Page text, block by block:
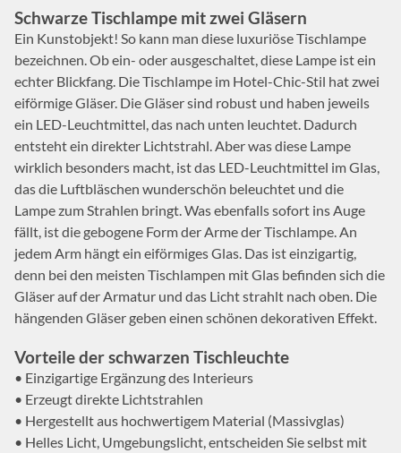
Schwarze Tischlampe mit zwei Gläsern
Ein Kunstobjekt! So kann man diese luxuriöse Tischlampe
bezeichnen. Ob ein- oder ausgeschaltet, diese Lampe ist ein
echter Blickfang. Die Tischlampe im Hotel-Chic-Stil hat zwei
eiförmige Gläser. Die Gläser sind robust und haben jeweils
ein LED-Leuchtmittel, das nach unten leuchtet. Dadurch
entsteht ein direkter Lichtstrahl. Aber was diese Lampe
wirklich besonders macht, ist das LED-Leuchtmittel im Glas,
das die Luftbläschen wunderschön beleuchtet und die
Lampe zum Strahlen bringt. Was ebenfalls sofort ins Auge
fällt, ist die gebogene Form der Arme der Tischlampe. An
jedem Arm hängt ein eiförmiges Glas. Das ist einzigartig,
denn bei den meisten Tischlampen mit Glas befinden sich die
Gläser auf der Armatur und das Licht strahlt nach oben. Die
hängenden Gläser geben einen schönen dekorativen Effekt.
Vorteile der schwarzen Tischleuchte
• Einzigartige Ergänzung des Interieurs
• Erzeugt direkte Lichtstrahlen
• Hergestellt aus hochwertigem Material (Massivglas)
• Helles Licht, Umgebungslicht, entscheiden Sie selbst mit